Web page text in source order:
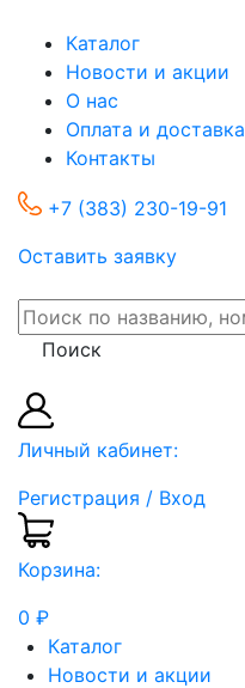
Каталог
Новости и акции
О нас
Оплата и доставка
Контакты
+7 (383) 230-19-91
Оставить заявку
Поиск
Личный кабинет:
Регистрация / Вход
Корзина:
0 ₽
Каталог
Новости и акции